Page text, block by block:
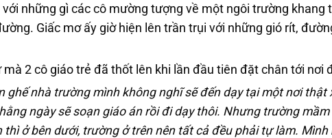
những gì các cô mường tượng về một ngôi trường khang
Giấc mơ ấy giờ hiện lên trần trụi với những gió rít,
2 cô giáo trẻ đã thốt lên khi lần đầu tiên đặt chân tới nơi
ghế nhà trường mình không nghĩ sẽ đến dạy tại một nơi thật
ngày sẽ soạn giáo án rồi đi dạy thôi. Nhưng trường
ở bên dưới, trường ở trên nên tất cả đều phải tự làm. Mình